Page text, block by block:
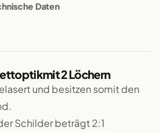
Daten
2 Löchern
und besitzen somit den
Schilder beträgt 2:1